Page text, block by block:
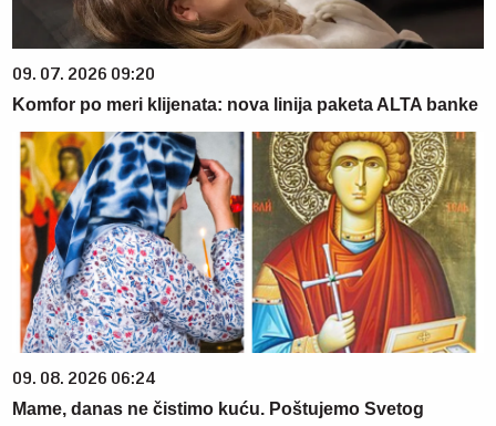
09. 07. 2026 09:20
Komfor po meri klijenata: nova linija paketa ALTA banke
09. 08. 2026 06:24
Mame, danas ne čistimo kuću. Poštujemo Svetog